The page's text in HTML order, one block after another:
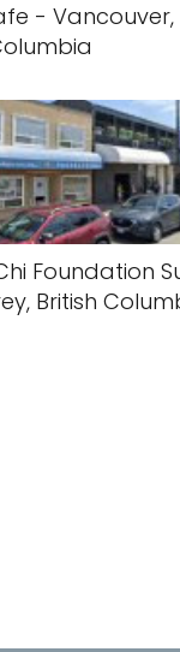
- Vancouver,
Foundation
British